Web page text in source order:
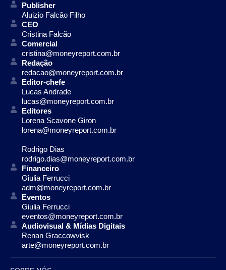
Publisher
Aluizio Falcão Filho
CEO
Cristina Falcão
Comercial
cristina@moneyreport.com.br
Redação
redacao@moneyreport.com.br
Editor-chefe
Lucas Andrade
lucas@moneyreport.com.br
Editores
Lorena Scavone Giron
lorena@moneyreport.com.br
Rodrigo Dias
rodrigo.dias@moneyreport.com.br
Financeiro
Giulia Ferrucci
adm@moneyreport.com.br
Eventos
Giulia Ferrucci
eventos@moneyreport.com.br
Audiovisual & Mídias Digitais
Renan Graccowvisk
arte@moneyreport.com.br